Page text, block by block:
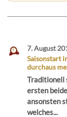
7. August
Saisonstart
durchaus
Traditionell
ersten
ansonsten
welches...